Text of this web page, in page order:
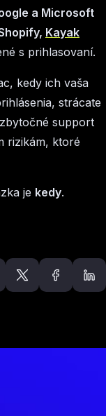
a Microsoft
Kayak
s prihlasovaní.
kedy ich vaša
strácate
support
rizikám, ktoré
je kedy.
články